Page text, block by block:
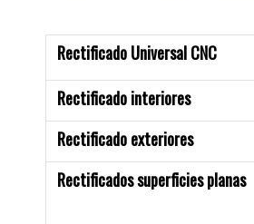
Rectificado Universal CNC
Rectificado interiores
Rectificado exteriores
Rectificados superficies planas